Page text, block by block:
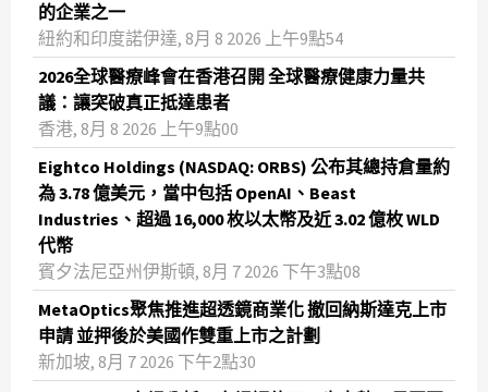
的企業之一
紐約和印度諾伊達, 8月 8 2026 上午9點54
2026全球醫療峰會在香港召開 全球醫療健康力量共
議：讓突破真正抵達患者
香港, 8月 8 2026 上午9點00
Eightco Holdings (NASDAQ: ORBS) 公布其總持倉量約
為 3.78 億美元，當中包括 OpenAI、Beast
Industries、超過 16,000 枚以太幣及近 3.02 億枚 WLD
代幣
賓夕法尼亞州伊斯頓, 8月 7 2026 下午3點08
MetaOptics聚焦推進超透鏡商業化 撤回納斯達克上市
申請 並押後於美國作雙重上市之計劃
新加坡, 8月 7 2026 下午2點30